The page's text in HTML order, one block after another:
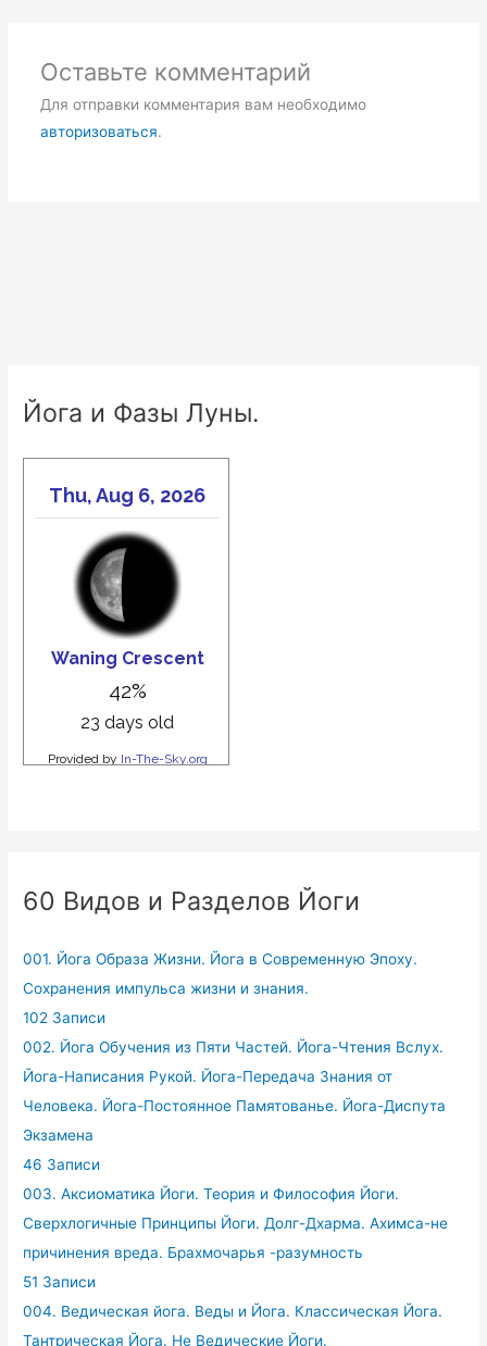
Оставьте комментарий
Для отправки комментария вам необходимо
авторизоваться.
Йога и Фазы Луны.
60 Видов и Разделов Йоги
001. Йога Образа Жизни. Йога в Современную Эпоху.
Сохранения импульса жизни и знания.
102 Записи
002. Йога Обучения из Пяти Частей. Йога-Чтения Вслух.
Йога-Написания Рукой. Йога-Передача Знания от
Человека. Йога-Постоянное Памятованье. Йога-Диспута
Экзамена
46 Записи
003. Аксиоматика Йоги. Теория и Философия Йоги.
Сверхлогичные Принципы Йоги. Долг-Дхарма. Ахимса-не
причинения вреда. Брахмочарья -разумность
51 Записи
004. Ведическая йога. Веды и Йога. Классическая Йога.
Тантрическая Йога. Не Ведические Йоги.